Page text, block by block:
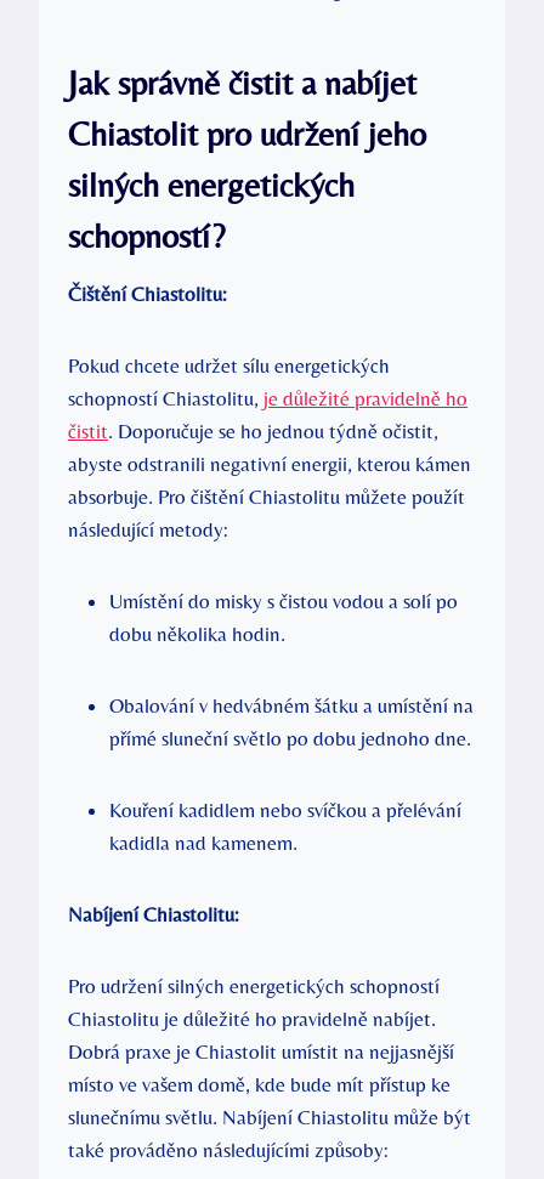
Jak správně čistit a nabíjet
Chiastolit pro udržení jeho
silných energetických
schopností?
Čištění Chiastolitu:
Pokud chcete udržet sílu energetických
schopností Chiastolitu, je důležité pravidelně ho
čistit. Doporučuje se ho jednou týdně očistit,
abyste odstranili negativní energii, kterou kámen
absorbuje. Pro čištění Chiastolitu můžete použít
následující metody:
Umístění do misky s čistou vodou a solí po
dobu několika hodin.
Obalování v hedvábném šátku a umístění na
přímé sluneční světlo po dobu jednoho dne.
Kouření kadidlem nebo svíčkou a přelévání
kadidla nad kamenem.
Nabíjení Chiastolitu:
Pro udržení silných energetických schopností
Chiastolitu je důležité ho pravidelně nabíjet.
Dobrá praxe je Chiastolit umístit na nejjasnější
místo ve vašem domě, kde bude mít přístup ke
slunečnímu světlu. Nabíjení Chiastolitu může být
také prováděno následujícími způsoby: